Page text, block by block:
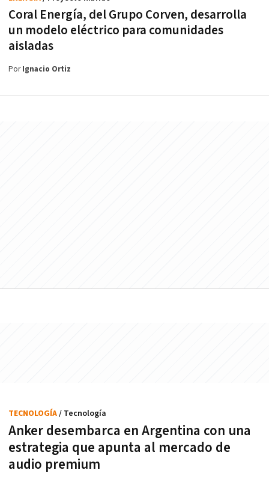
Coral Energía, del Grupo Corven, desarrolla
un modelo eléctrico para comunidades
aisladas
PorIgnacio Ortiz
Anker desembarca en Argentina con una
estrategia que apunta al mercado de
audio premium
TECNOLOGÍA/ Tecnología